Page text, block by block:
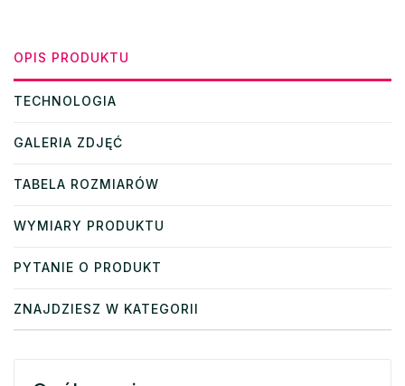
OPIS PRODUKTU
TECHNOLOGIA
GALERIA ZDJĘĆ
TABELA ROZMIARÓW
WYMIARY PRODUKTU
PYTANIE O PRODUKT
ZNAJDZIESZ W KATEGORII